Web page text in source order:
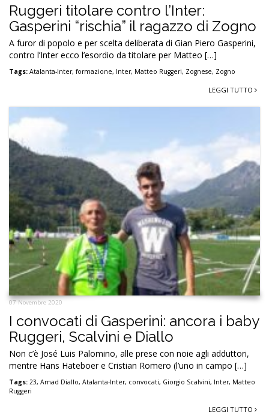
Ruggeri titolare contro l’Inter:
Gasperini “rischia” il ragazzo di Zogno
A furor di popolo e per scelta deliberata di Gian Piero Gasperini,
contro l’Inter ecco l’esordio da titolare per Matteo […]
Tags: Atalanta-Inter, formazione, Inter, Matteo Ruggeri, Zognese, Zogno
LEGGI TUTTO
07 Novembre 2020
I convocati di Gasperini: ancora i baby
Ruggeri, Scalvini e Diallo
Non c’è José Luis Palomino, alle prese con noie agli adduttori,
mentre Hans Hateboer e Cristian Romero (l’uno in campo […]
Tags: 23, Amad Diallo, Atalanta-Inter, convocati, Giorgio Scalvini, Inter, Matteo
Ruggeri
LEGGI TUTTO